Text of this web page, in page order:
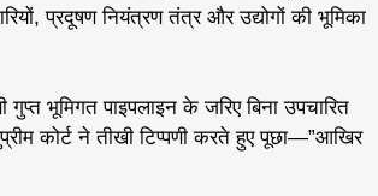
प्रदूषण नियंत्रण तंत्र और उद्योगों की भूमिका
भूमिगत पाइपलाइन के जरिए बिना उपचारित
कोर्ट ने तीखी टिप्पणी करते हुए पूछा—”आखिर